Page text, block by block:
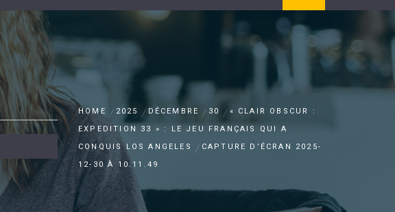
HOME 2025 DÉCEMBRE 30
« CLAIR OBSCUR :
EXPEDITION 33 » : LE JEU FRANÇAIS QUI A
CONQUIS LOS ANGELES
CAPTURE D’ÉCRAN 2025-
12-30 À 10.11.49